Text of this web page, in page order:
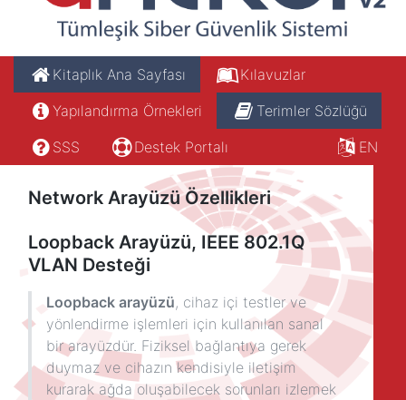
Kitaplık Ana Sayfası
Kılavuzlar
Yapılandırma Örnekleri
Terimler Sözlüğü
SSS
Destek Portalı EN
Network Arayüzü Özellikleri
Loopback Arayüzü, IEEE 802.1Q
VLAN Desteği
Loopback arayüzü, cihaz içi testler ve
yönlendirme işlemleri için kullanılan sanal
bir arayüzdür. Fiziksel bağlantıya gerek
duymaz ve cihazın kendisiyle iletişim
kurarak ağda oluşabilecek sorunları izlemek